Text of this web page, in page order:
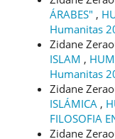
ÁRABES" ,
Humanitas
Zidane
ISLAM ,
Humanitas
Zidane
ISLÁMICA ,
FILOSOFIA
Zidane